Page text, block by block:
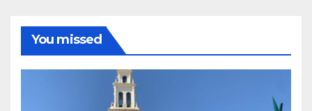
You missed